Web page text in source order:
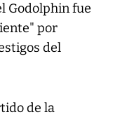
Godolphin fue
por
del
de la